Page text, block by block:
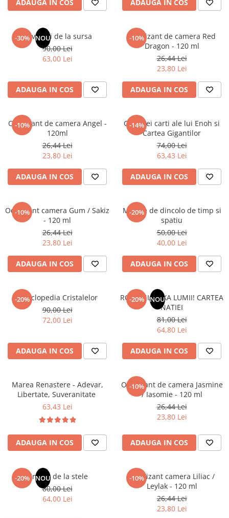
Elevi de 10 plus
Lecturi Scolare
Lumea Copilariei
Ma pregatesc pentru scoala
Clasa a II-a
Clasa a III-a
Clasa a IV-a
Clasa a V-a
Clasa a VI-a
Clasa a VII-a
Clasa a VIII-a
Clasa I
Limbi Straine
Povesti
Povesti ilustrate
Realitatea Augmentata
ScienceConnection
ADAUGA IN COS ADAUGA IN COS
-30% NOU
Revelatii de la sursa
90,00 Lei
63,00 Lei
ADAUGA IN COS
-10%
Odorizant de camera Red
Dragon - 120 ml
26,44 Lei
23,80 Lei
ADAUGA IN COS
-10%
Odorizant de camera Angel -
120ml
26,44 Lei
23,80 Lei
ADAUGA IN COS
-14%
Cele trei carti ale lui Enoh si
Cartea Gigantilor
74,00 Lei
63,43 Lei
ADAUGA IN COS
-10%
Odorizant camera Gum / Sakiz
- 120 ml
26,44 Lei
23,80 Lei
ADAUGA IN COS
-20%
Mesaje de dincolo de timp si
spatiu
50,00 Lei
40,00 Lei
ADAUGA IN COS
-20%
Enciclopedia Cristalelor
90,00 Lei
72,00 Lei
ADAUGA IN COS
-20% NOU
ROMANIA, AXA LUMII! CARTEA
NATIEI
81,00 Lei
64,80 Lei
ADAUGA IN COS
Marea Renastere - Adevar,
Libertate, Suveranitate
63,43 Lei
ADAUGA IN COS
-10%
Odorizant de camera Jasmine
/ Iasomie - 120 ml
26,44 Lei
23,80 Lei
ADAUGA IN COS
-20% NOU
Un dar de la stele
80,00 Lei
64,00 Lei
-10%
Odorizant camera Liliac /
Leylak - 120 ml
26,44 Lei
23,80 Lei